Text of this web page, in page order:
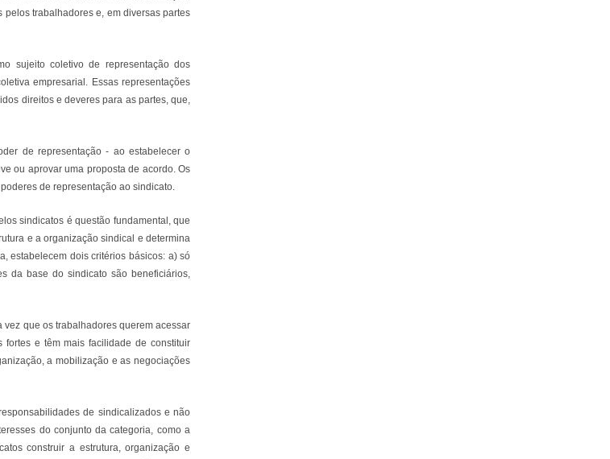
trabalhadores e, em diversas partes
sujeito coletivo de representação dos
empresarial. Essas representações
direitos e deveres para as partes, que,
de representação - ao estabelecer o
ou aprovar uma proposta de acordo. Os
de representação ao sindicato.
sindicatos é questão fundamental, que
e a organização sindical e determina
estabelecem dois critérios básicos: a) só
da base do sindicato são beneficiários,
que os trabalhadores querem acessar
e têm mais facilidade de constituir
a mobilização e as negociações
de sindicalizados e não
do conjunto da categoria, como a
construir a estrutura, organização e